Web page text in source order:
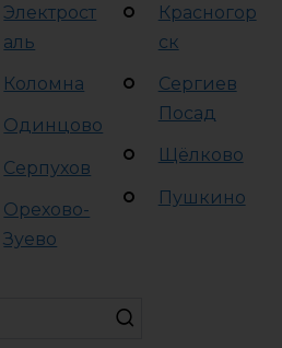
Электрост
аль
Коломна
Одинцово
Серпухов
Орехово-
Зуево
Красногор
ск
Сергиев
Посад
Щёлково
Пушкино